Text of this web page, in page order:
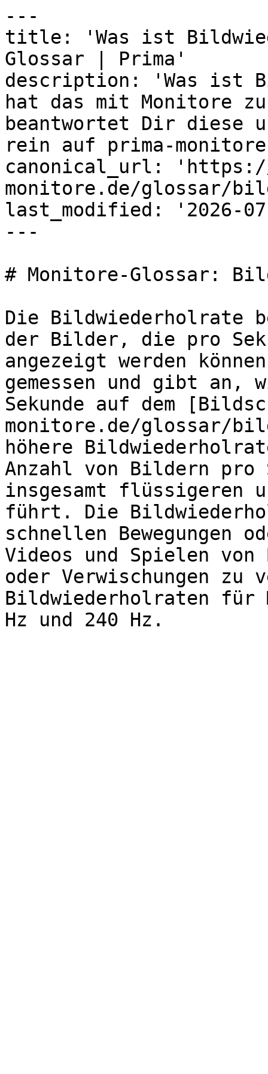
---
title: 'Was ist
Glossar | Prima'
description: 'Was ist
hat das mit Monitore
beantwortet Dir diese
rein auf prima-
canonical_url: 'https://
monitore.de/glossar/
last_modified: '2026-
---
# Monitore-Glossar:
Die Bildwiederholrate
der Bilder, die pro
angezeigt werden
gemessen und gibt
Sekunde auf dem
monitore.de/glossar/
höhere
Anzahl von Bildern pro
insgesamt flüssigeren
führt. Die
schnellen Bewegungen
Videos und Spielen von
oder Verwischungen zu
Bildwiederholraten für